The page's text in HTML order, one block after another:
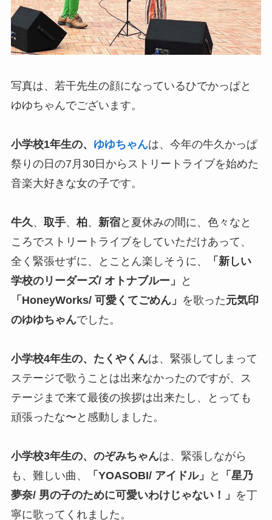
写真は、若干先生の顔になっているひでかっぱと
ゆゆちゃんでございます。
小学校1年生の、 ゆゆちゃんは、今年の牛久かっぱ
祭りの日の7月30日からストリートライブを始めた
音楽大好きな女の子です。
牛久、 取手、柏、 新宿と夏休みの間に、色々なと
ころでストリートライブをしていただけあって、
全く緊張せずに、とことん楽しそうに、
「新しい
学校のリーダーズ/ オトナブルー」
と
「HoneyWorks/ 可愛くてごめん」 を歌った元気印
のゆゆちゃんでした。
小学校4年生の、たくやくんは、緊張してしまって
ステージで歌うことは出来なかったのですが、ス
テージまで来て最後の挨拶は出来たし、とっても
頑張ったな〜と感動しました。
小学校3年生の、のぞみちゃんは、緊張しながら
も、難しい曲、
「YOASOBI/ アイドル」 と
「星乃
夢奈/ 男の子のために可愛いわけじゃない！」 を丁
寧に歌ってくれました。